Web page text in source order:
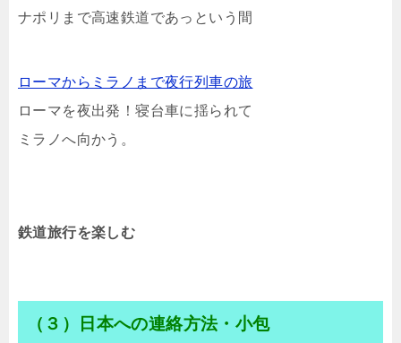
ナポリまで高速鉄道であっという間
ローマからミラノまで夜行列車の旅
ローマを夜出発！寝台車に揺られて
ミラノへ向かう。
鉄道旅行を楽しむ
（３）日本への連絡方法・小包